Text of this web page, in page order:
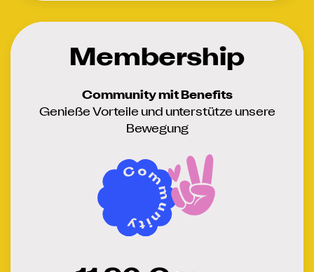
Membership
Community mit Benefits
Genieße Vorteile und unterstütze unsere
Bewegung